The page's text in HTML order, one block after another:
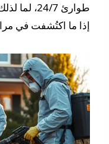
طوارئ 24/
إذا ما اكتُشفت في